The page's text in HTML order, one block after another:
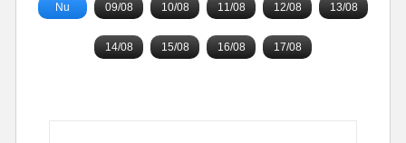
Nu 09/08 10/08 11/08 12/08 13/08
14/08 15/08 16/08 17/08